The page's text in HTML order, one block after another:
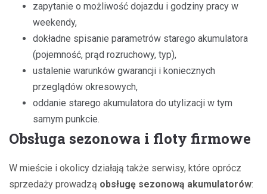
zapytanie o możliwość dojazdu i godziny pracy w
weekendy,
dokładne spisanie parametrów starego akumulatora
(pojemność, prąd rozruchowy, typ),
ustalenie warunków gwarancji i koniecznych
przeglądów okresowych,
oddanie starego akumulatora do utylizacji w tym
samym punkcie.
Obsługa sezonowa i floty firmowe
W mieście i okolicy działają także serwisy, które oprócz
sprzedaży prowadzą obsługę sezonową akumulatorów: